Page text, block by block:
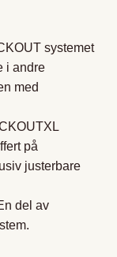
systemet
i andre
med
på
justerbare
del av